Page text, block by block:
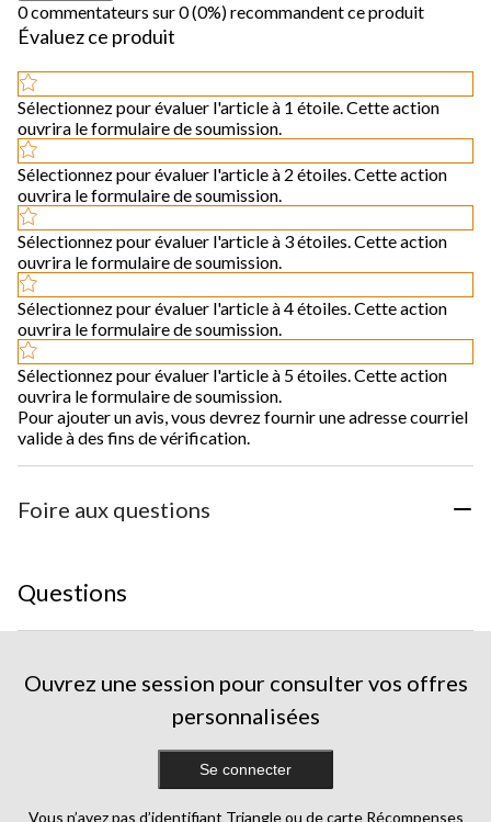
0 commentateurs sur 0 (0%) recommandent ce produit
Évaluez ce produit
Sélectionnez pour évaluer l'article à 1 étoile. Cette action
ouvrira le formulaire de soumission.
Sélectionnez pour évaluer l'article à 2 étoiles. Cette action
ouvrira le formulaire de soumission.
Sélectionnez pour évaluer l'article à 3 étoiles. Cette action
ouvrira le formulaire de soumission.
Sélectionnez pour évaluer l'article à 4 étoiles. Cette action
ouvrira le formulaire de soumission.
Sélectionnez pour évaluer l'article à 5 étoiles. Cette action
ouvrira le formulaire de soumission.
Pour ajouter un avis, vous devrez fournir une adresse courriel
valide à des fins de vérification.
Foire aux questions
Questions
Ouvrez une session pour consulter vos offres
personnalisées
Se connecter
Vous n’avez pas d’identifiant Triangle ou de carte Récompenses